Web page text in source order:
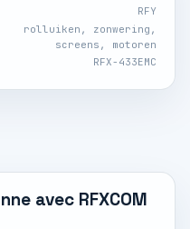
RFY
rolluiken, zonwering,
screens, motoren
RFX-433EMC
avec RFXCOM